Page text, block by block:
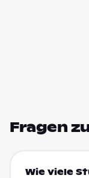
Fragen
Wie viele